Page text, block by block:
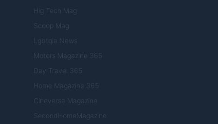
Hig Tech Mag
Scoop Mag
Lgbtqia News
Motors Magazine 365
Day Travel 365
Home Magazine 365
Cineverse Magazine
SecondHomeMagazine